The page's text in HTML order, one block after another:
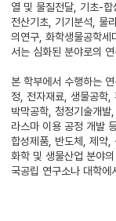
열 및 물질전달, 기초-
전산기초, 기기분석, 물
의연구, 화학생물공학세
서는 심화된 분야로의
본 학부에서 수행하는
정, 전자재료, 생물공학,
박막공학, 청정기술개
라스마 이용 공정 개발
합성제품, 반도체, 제약,
화학 및 생물산업 분야
국공립 연구소나 대학